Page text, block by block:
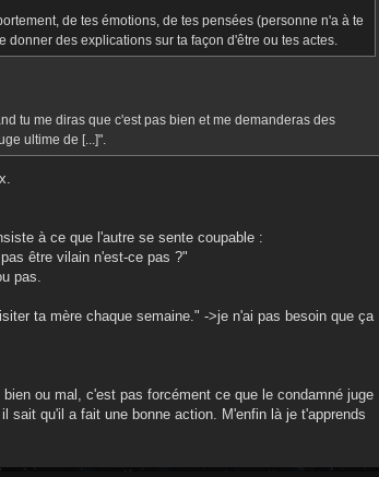
de tes émotions, de tes pensées (personne n'a à te
donner des explications sur ta façon d'être ou tes actes.
tu me diras que c'est pas bien et me demanderas des
ultime de [...]".
à ce que l'autre se sente coupable :
être vilain n'est-ce pas ?"
pas.
ta mère chaque semaine." ->je n'ai pas besoin que ça
ou mal, c'est pas forcément ce que le condamné juge
sait qu'il a fait une bonne action. M'enfin là je t'apprends